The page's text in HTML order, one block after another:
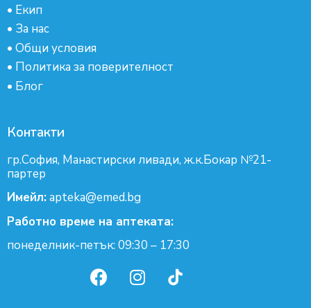
• Екип
• За нас
• Общи условия
• Политика за поверителност
• Блог
Контакти
гр.София, Манастирски ливади, ж.к.Бокар №21-
партер
Имейл:apteka@emed.bg
Работно време на аптеката:
понеделник-петък: 09:30 – 17:30